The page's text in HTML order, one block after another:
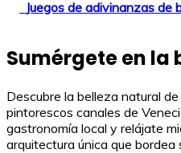
Juegos de adivinanzas de
Sumérgete en la
Descubre la belleza natural
pintorescos canales de
gastronomía local y relájate
arquitectura única que